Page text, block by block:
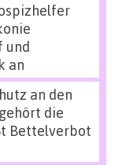
und
an
an den
die
Bettelverbot